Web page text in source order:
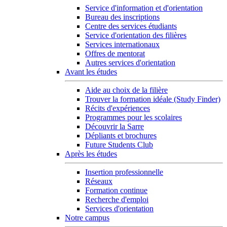
Service d'information et d'orientation
Bureau des inscriptions
Centre des services étudiants
Service d'orientation des filières
Services internationaux
Offres de mentorat
Autres services d'orientation
Avant les études
Aide au choix de la filière
Trouver la formation idéale (Study Finder)
Récits d'expériences
Programmes pour les scolaires
Découvrir la Sarre
Dépliants et brochures
Future Students Club
Après les études
Insertion professionnelle
Réseaux
Formation continue
Recherche d'emploi
Services d'orientation
Notre campus